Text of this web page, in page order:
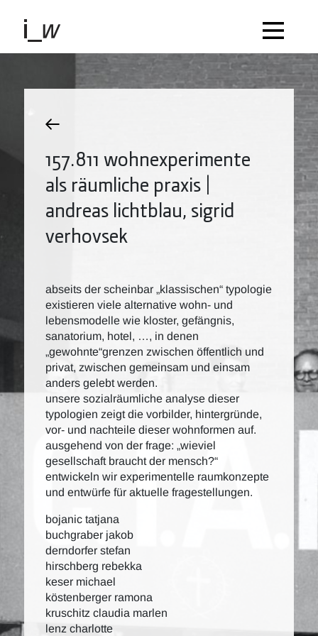
157.811 wohnexperimente
als räumliche praxis |
andreas lichtblau, sigrid
verhovsek
abseits der scheinbar „klassischen“ typologie
existieren viele alternative wohn- und
lebensmodelle wie kloster, gefängnis,
sanatorium, hotel, …, in denen
„gewohnte“grenzen zwischen öffentlich und
privat, zwischen gemeinsam und einsam
anders gelebt werden.
unsere sozialräumliche analyse dieser
typologien zeigt die vorbilder, hintergründe,
vor- und nachteile dieser wohnformen auf.
ausgehend von der frage: „wieviel
gesellschaft braucht der mensch?“
entwickeln wir experimentelle raumkonzepte
und entwürfe für aktuelle fragestellungen.
bojanic tatjana
buchgraber jakob
derndorfer stefan
hirschberg rebekka
keser michael
köstenberger ramona
kruschitz claudia marlen
lenz charlotte